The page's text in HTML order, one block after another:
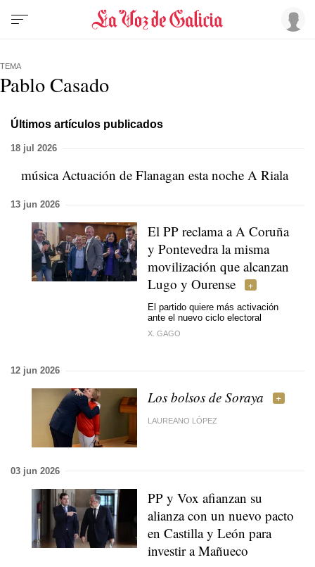
TEMA
Pablo Casado
Últimos artículos publicados
18 jul 2026
música Actuación de Flanagan esta noche A Riala
13 jun 2026
El PP reclama a A Coruña
y Pontevedra la misma
movilización que alcanzan
Lugo y Ourense
El partido quiere más activación
ante el nuevo ciclo electoral
X. GAGO
12 jun 2026
Los bolsos de Soraya
LAUREANO LÓPEZ
03 jun 2026
PP y Vox afianzan su
alianza con un nuevo pacto
en Castilla y León para
investir a Mañueco